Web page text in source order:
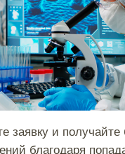
заявку и
благодаря